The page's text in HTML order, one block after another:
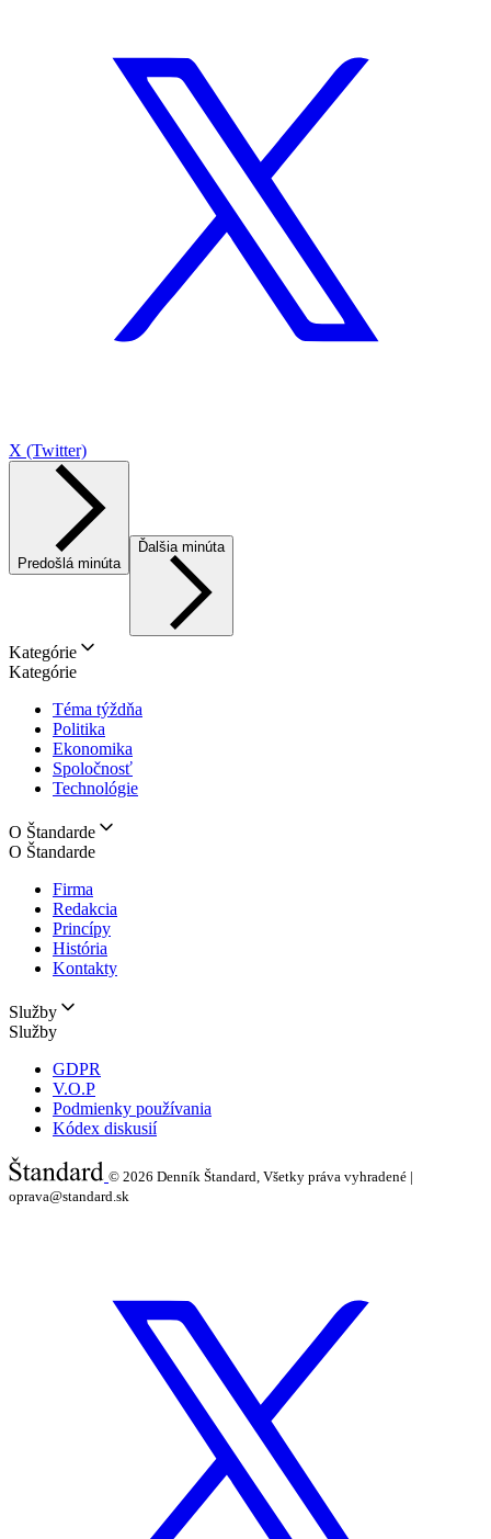
X (Twitter)
Predošlá minúta
Ďalšia minúta
Kategórie
Kategórie
Téma týždňa
Politika
Ekonomika
Spoločnosť
Technológie
O Štandarde
O Štandarde
Firma
Redakcia
Princípy
História
Kontakty
Služby
Služby
GDPR
V.O.P
Podmienky používania
Kódex diskusií
© 2026 Denník Štandard, Všetky práva vyhradené |
oprava@standard.sk